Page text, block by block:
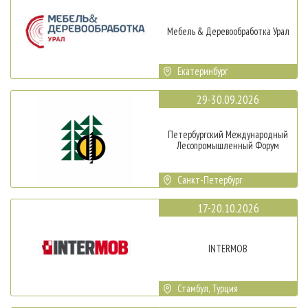
Мебель & Деревообработка Урал
Екатеринбург
29-30.09.2026
Петербургский Международный
Лесопромышленный Форум
Санкт-Петербург
17-20.10.2026
INTERMOB
Стамбул, Турция